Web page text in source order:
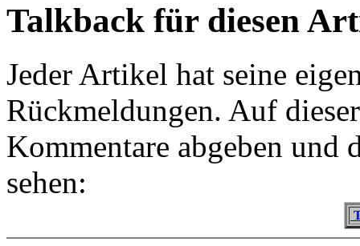
Talkback für diesen
Jeder Artikel hat seine
Rückmeldungen. Auf
Kommentare abgeben und
sehen: